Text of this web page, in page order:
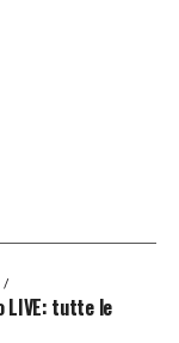
LIVE: tutte le